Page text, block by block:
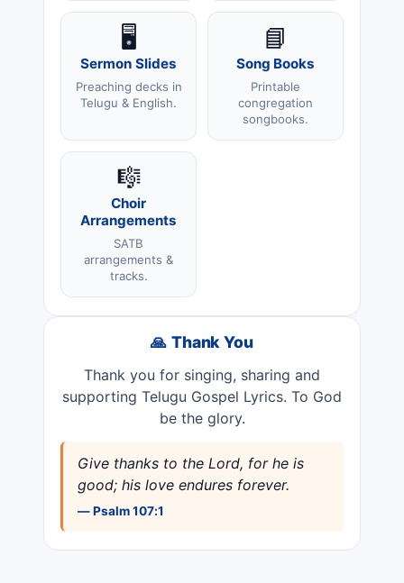
🖥️
Sermon Slides
Preaching decks in
Telugu & English.
📘
Song Books
Printable
congregation
songbooks.
🎼
Choir
Arrangements
SATB
arrangements &
tracks.
🙏 Thank You
Thank you for singing, sharing and
supporting Telugu Gospel Lyrics. To God
be the glory.
Give thanks to the Lord, for he is
good; his love endures forever.
— Psalm 107:1